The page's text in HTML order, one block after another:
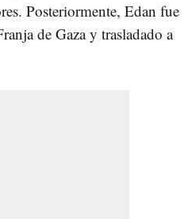
Posteriormente, Edan fue
de Gaza y trasladado a